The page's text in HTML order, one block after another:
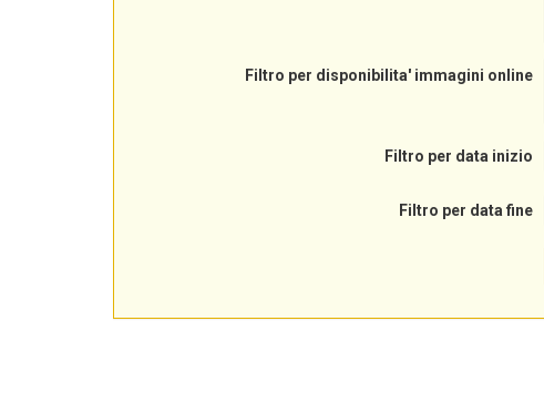
Filtro per disponibilita' immagini online
Filtro per data inizio
Filtro per data fine